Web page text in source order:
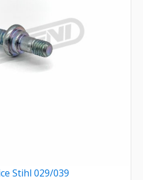
Stihl 029/039